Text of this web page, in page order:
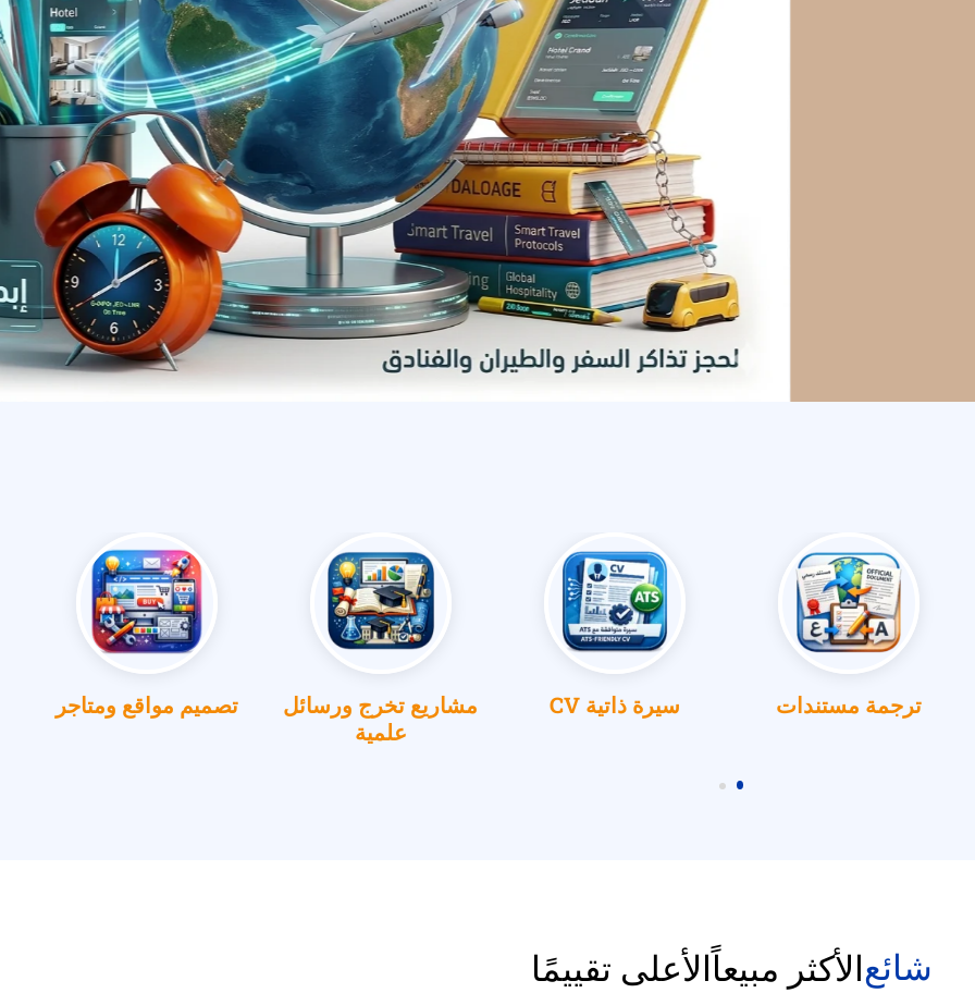
ترجمة مستندات سيرة ذاتية CV
مشاريع تخرج ورسائل
علمية
تصميم مواقع ومتاجر
شائعالأكثر مبيعاًالأعلى تقييمًا